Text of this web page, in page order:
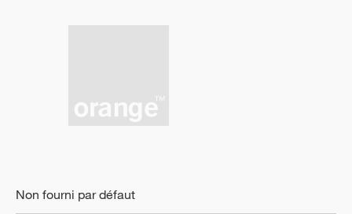
Non fourni par défaut